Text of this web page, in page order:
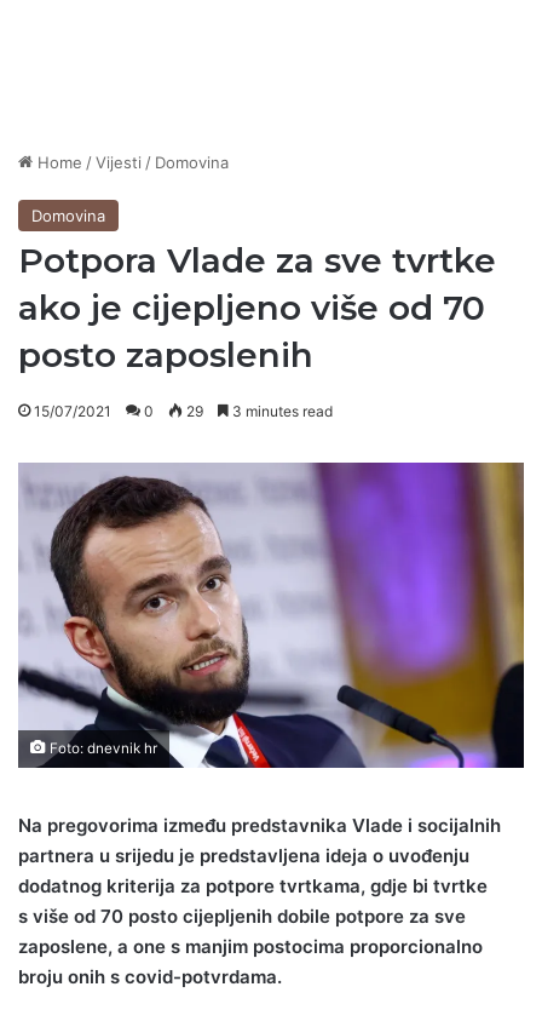
Home /Vijesti / Domovina
Domovina
Potpora Vlade za sve tvrtke
ako je cijepljeno više od 70
posto zaposlenih
15/07/2021 0 29 3 minutes read
Foto: dnevnik hr
Na pregovorima između predstavnika Vlade i socijalnih
partnera u srijedu je predstavljena ideja o uvođenju
dodatnog kriterija za potpore tvrtkama, gdje bi tvrtke
s više od 70 posto cijepljenih dobile potpore za sve
zaposlene, a one s manjim postocima proporcionalno
broju onih s covid-potvrdama.